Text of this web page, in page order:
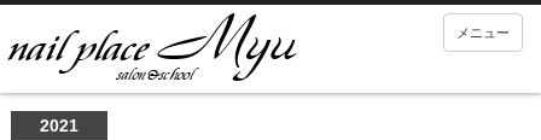
メニュー
2021